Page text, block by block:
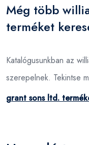
Még több
terméket
Katalógusunkban az
szerepelnek. Tekintse
grant sons ltd.